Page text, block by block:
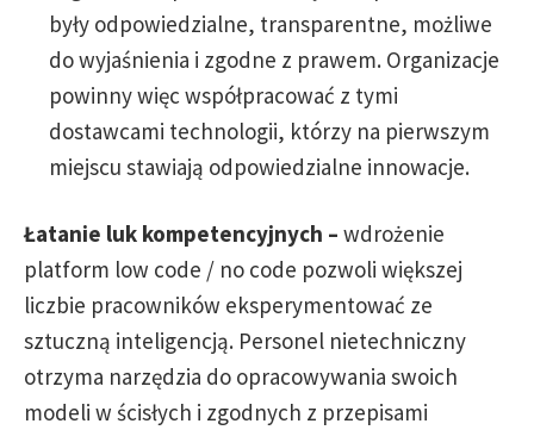
były odpowiedzialne, transparentne, możliwe
do wyjaśnienia i zgodne z prawem. Organizacje
powinny więc współpracować z tymi
dostawcami technologii, którzy na pierwszym
miejscu stawiają odpowiedzialne innowacje.
Łatanie luk kompetencyjnych – wdrożenie
platform low code / no code pozwoli większej
liczbie pracowników eksperymentować ze
sztuczną inteligencją. Personel nietechniczny
otrzyma narzędzia do opracowywania swoich
modeli w ścisłych i zgodnych z przepisami